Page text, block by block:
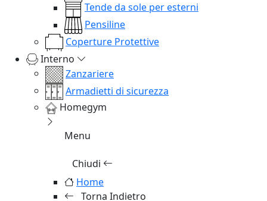
Tende da sole per esterni
Pensiline
Coperture Protettive
Interno
Zanzariere
Armadietti di sicurezza
Homegym
Menu
Chiudi
Home
Torna Indietro